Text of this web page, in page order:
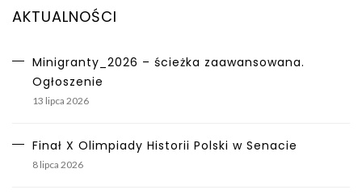
AKTUALNOŚCI
Minigranty_2026 – ścieżka zaawansowana.
Ogłoszenie
13 lipca 2026
Finał X Olimpiady Historii Polski w Senacie
8 lipca 2026